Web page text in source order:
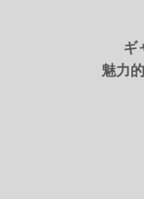
ギ
魅力